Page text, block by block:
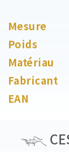
Mesure
Poids
Matériau
Fabricant
EAN